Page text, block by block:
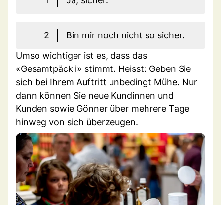
2
Bin mir noch nicht so sicher.
Umso wichtiger ist es, dass das
«Gesamtpäckli» stimmt. Heisst: Geben Sie
sich bei Ihrem Auftritt unbedingt Mühe. Nur
dann können Sie neue Kundinnen und
Kunden sowie Gönner über mehrere Tage
hinweg von sich überzeugen.